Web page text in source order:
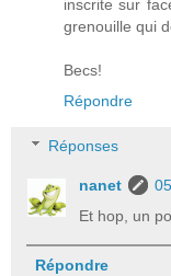
inscrite sur
grenouille qui
Becs!
Répondre
Réponses
nanet
Et hop, un
Répondre